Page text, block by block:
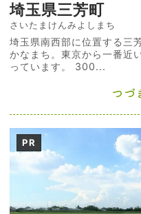
埼玉県三芳町
さいたまけんみよしまち
埼玉県南西部に位置する三
かなまち。東京から一番近
っています。 300...
つづ
PR